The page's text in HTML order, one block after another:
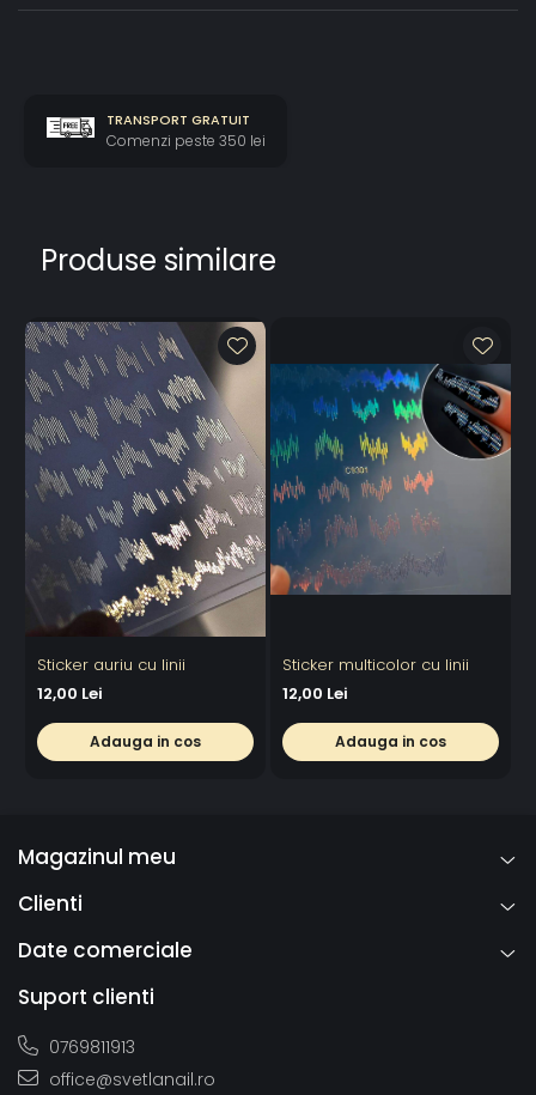
TRANSPORT GRATUIT
Comenzi peste 350 lei
Produse similare
Sticker auriu cu linii
12,00 Lei
Adauga in cos
Sticker multicolor cu linii
12,00 Lei
Adauga in cos
Magazinul meu
Clienti
Date comerciale
Suport clienti
0769811913
office@svetlanail.ro